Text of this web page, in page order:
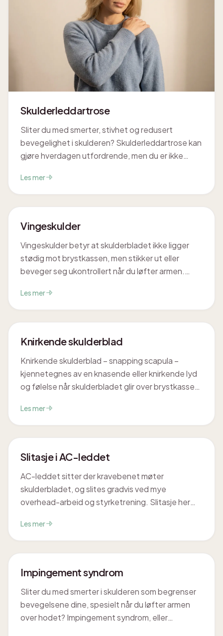
Skulderleddartrose
Sliter du med smerter, stivhet og redusert
bevegelighet i skulderen? Skulderleddartrose kan
gjøre hverdagen utfordrende, men du er ikke
smertene dine, og vi er her for å hjelpe deg med å
finne en vei mot bedre funksjon og livskvalitet.
Les mer
Vingeskulder
Vingeskulder betyr at skulderbladet ikke ligger
stødig mot brystkassen, men stikker ut eller
beveger seg ukontrollert når du løfter armen.
følelse av at skulderen ikke samarbeider. Med
riktig trening kommer kontrollen som regel tilbake.
Les mer
Knirkende skulderblad
Knirkende skulderblad – snapping scapula –
kjennetegnes av en knasende eller knirkende lyd
og følelse når skulderbladet glir over brystkassen.
(bursa) mellom skulderbladet og ribbeina.
Tilstanden er ofte ufarlig, men kan gi smerte og
ubehag som lar seg behandle godt.
Les mer
Slitasje i AC-leddet
AC-leddet sitter der kravebenet møter
skulderbladet, og slites gradvis ved mye
overhead-arbeid og styrketrening. Slitasje her
på skulderen, og forveksles ofte med
impingement. Med riktig avlastning, behandling
og tilpasset trening blir de fleste betydelig bedre.
Les mer
Impingement syndrom
Sliter du med smerter i skulderen som begrenser
bevegelsene dine, spesielt når du løfter armen
over hodet? Impingement syndrom, eller